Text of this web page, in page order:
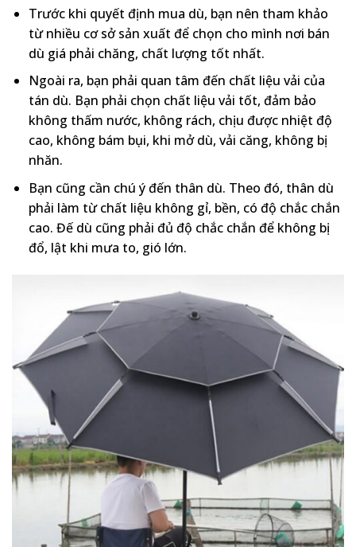
Trước khi quyết định mua dù, bạn nên tham khảo
từ nhiều cơ sở sản xuất để chọn cho mình nơi bán
dù giá phải chăng, chất lượng tốt nhất.
Ngoài ra, bạn phải quan tâm đến chất liệu vải của
tán dù. Bạn phải chọn chất liệu vải tốt, đảm bảo
không thấm nước, không rách, chịu được nhiệt độ
cao, không bám bụi, khi mở dù, vải căng, không bị
nhăn.
Bạn cũng cần chú ý đến thân dù. Theo đó, thân dù
phải làm từ chất liệu không gỉ, bền, có độ chắc chắn
cao. Đế dù cũng phải đủ độ chắc chắn để không bị
đổ, lật khi mưa to, gió lớn.